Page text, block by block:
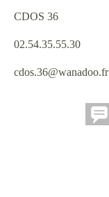
CDOS 36
02.54.35.55.30
cdos.36@wanadoo.fr